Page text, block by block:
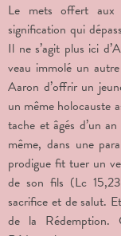
Le mets offert
signification qui
Il ne s’agit plus ici
veau immolé un
Aaron d’offrir un
un même holocauste
tache et âgés d’un
même, dans une
prodigue fit tuer un
de son fils (Lc
sacrifice et de salut.
de la Rédemption.